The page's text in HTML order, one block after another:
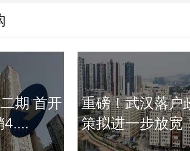
期 首开
4....
重磅！武汉落户
策拟进一步放宽